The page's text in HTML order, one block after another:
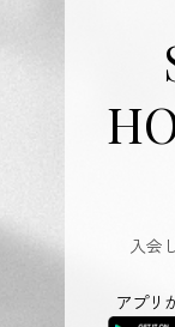
入会
アプリ